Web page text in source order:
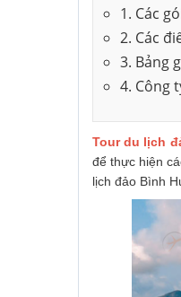
1. Các
2. Các
3. Bảng
4. Công
Tour du lịch
để thực hiện
lịch đảo Bình